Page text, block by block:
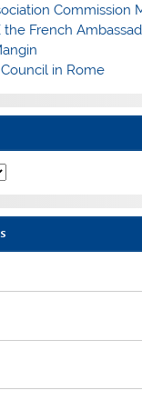
Commission
the French
in Rome